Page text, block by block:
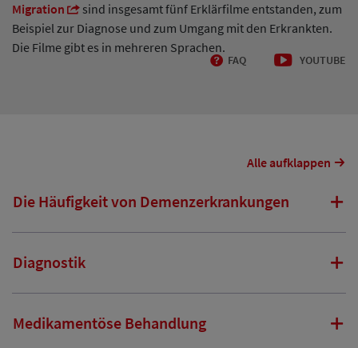
Migration
sind insgesamt fünf Erklärfilme entstanden, zum
Beispiel zur Diagnose und zum Umgang mit den Erkrankten.
Die Filme gibt es in mehreren Sprachen.
FAQ YOUTUBE
Alle aufklappen
Die Häufigkeit von Demenzerkrankungen
Diagnostik
Medikamentöse Behandlung